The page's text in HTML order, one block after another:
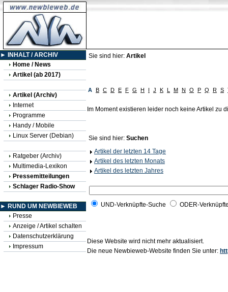
► INHALT / ARCHIV
Home / News
Artikel (ab 2017)
Artikel (Archiv)
Internet
Programme
Handy / Mobile
Linux Server (Debian)
Ratgeber (Archiv)
Multimedia-Lexikon
Pressemitteilungen
Schlager Radio-Show
► RUND UM NEWBIEWEB
Presse
Anzeige / Artikel schalten
Datenschutzerklärung
Impressum
Sie sind hier: Artikel
A B C D E F G H I J K L M N O P Q R S
Im Moment existieren leider noch keine Artikel zu
Sie sind hier: Suchen
Artikel der letzten 14 Tage
Artikel des letzten Monats
Artikel des letzten Jahres
UND-Verknüpfte-Suche ODER-
Diese Website wird nicht mehr aktualisiert.
Die neue Newbieweb-Website finden Sie unter: